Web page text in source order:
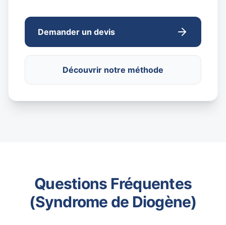
Demander un devis
Découvrir notre méthode
Questions Fréquentes
(Syndrome de Diogène)